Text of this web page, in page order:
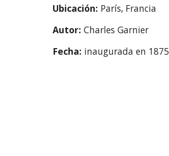
Ubicación: París, Francia
Autor: Charles Garnier
Fecha: inaugurada en 1875